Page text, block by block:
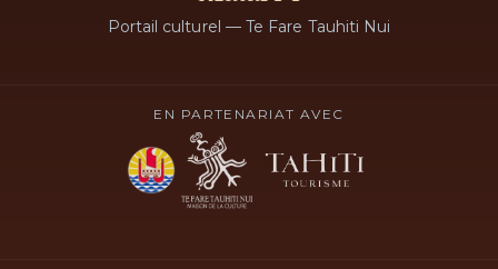
Portail culturel — Te Fare Tauhiti Nui
EN PARTENARIAT AVEC